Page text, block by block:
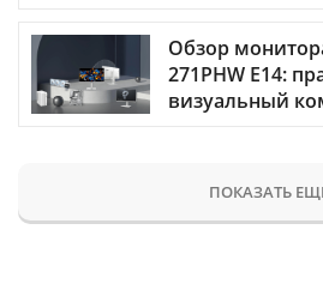
Обзор
271PHW E14:
визуальный
ПОКАЗАТЬ